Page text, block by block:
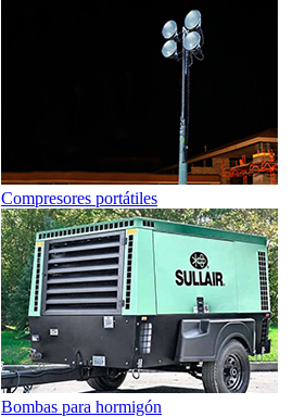
Compresores portátiles
Bombas para hormigón